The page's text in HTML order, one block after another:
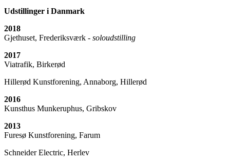
Udstillinger i Danmark
2018
Gjethuset, Frederiksværk - soloudstilling
2017
Viatrafik, Birkerød
Hillerød Kunstforening, Annaborg, Hillerød
2016
Kunsthus Munkeruphus, Gribskov
2013
Furesø Kunstforening, Farum
Schneider Electric, Herlev